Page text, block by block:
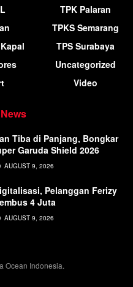
TPK Palaran
TPKS Semarang
TPS Surabaya
Uncategorized
Video
Tiba di Panjang, Bongkar
Garuda Shield 2026
AUGUST 9, 2026
Pelanggan Ferizy
4 Juta
AUGUST 9, 2026
Ocean Indonesia.